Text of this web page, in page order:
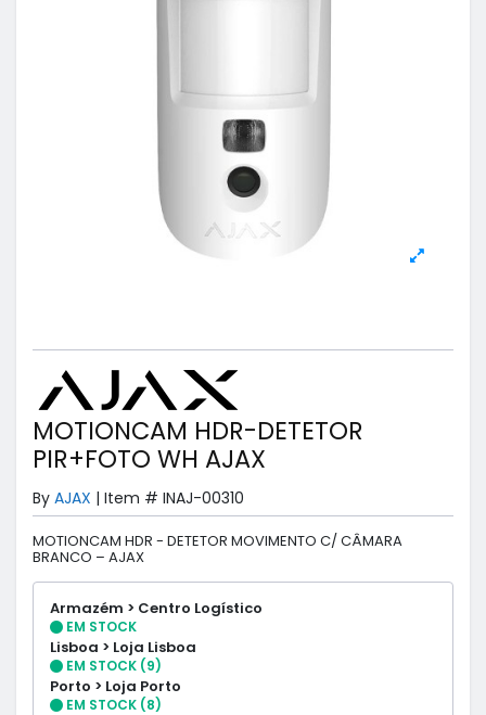
MOTIONCAM HDR-DETETOR
PIR+FOTO WH AJAX
By AJAX | Item # INAJ-00310
MOTIONCAM HDR - DETETOR MOVIMENTO C/ CÂMARA
BRANCO – AJAX
Armazém > Centro Logístico
EM STOCK
Lisboa > Loja Lisboa
EM STOCK (9)
Porto > Loja Porto
EM STOCK (8)